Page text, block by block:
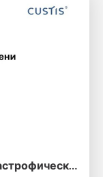
Как тестировать в условиях катастрофической нехватки времени